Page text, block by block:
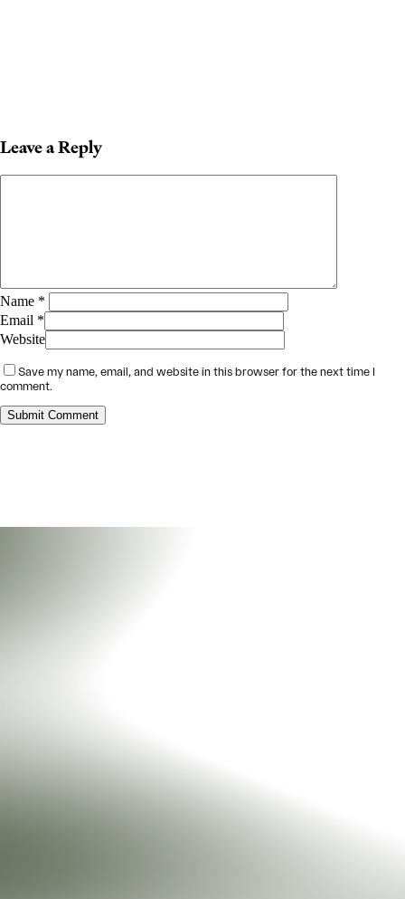
Leave a Reply
Name *
Email *
Website
Save my name, email, and website in this browser for the next time I
comment.